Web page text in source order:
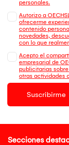
personales.
Autorizo a
ofrecerme
contenido
novedades,
con lo que
Acepto el
empresarial de
publicitarias
otras actividades
Suscribirme
Secciones